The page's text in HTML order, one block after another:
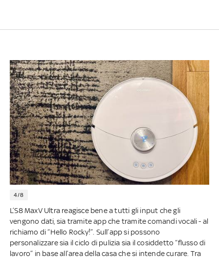
4/8
L’S8 MaxV Ultra reagisce bene a tutti gli input che gli
vengono dati, sia tramite app che tramite comandi vocali - al
richiamo di “Hello Rocky!”. Sull’app si possono
personalizzare sia il ciclo di pulizia sia il cosiddetto “flusso di
lavoro” in base all’area della casa che si intende curare. Tra